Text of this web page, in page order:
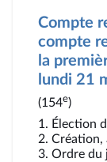
Compte
compte
la
lundi 21
(154e)
1. Élection
2.
3. Ordre du